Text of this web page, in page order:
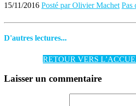
15/11/2016 Posté par Olivier Machet Pas
D'autres lectures...
RETOUR VERS
Laisser un commentaire